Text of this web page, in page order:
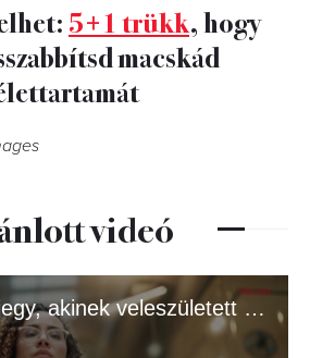
5+1 trükk, hogy
macskád
videó
Három csillagjegy, akinek veleszületett tekintélye van – igazi vezetők